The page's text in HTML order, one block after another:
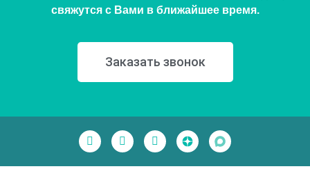
свяжутся с Вами в ближайшее время.
Заказать звонок